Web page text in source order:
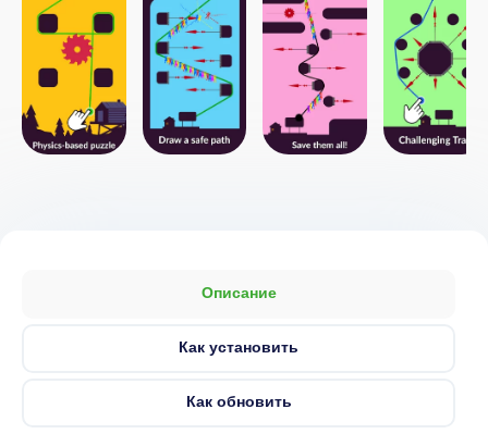
Описание
Как установить
Как обновить